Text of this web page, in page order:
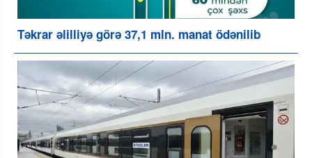
Təkrar əlilliyə görə 37,1 mln. manat ödənilib